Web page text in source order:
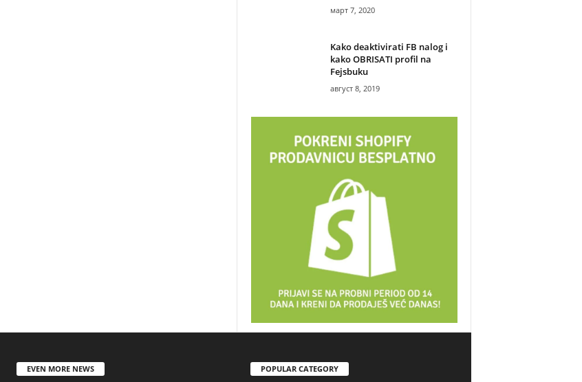
март 7, 2020
Kako deaktivirati FB nalog i
kako OBRISATI profil na
Fejsbuku
август 8, 2019
EVEN MORE NEWS POPULAR CATEGORY